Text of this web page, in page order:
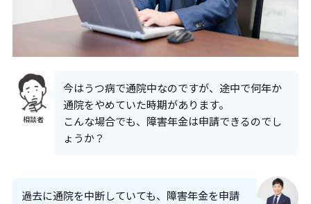
今はうつ病で通院中なのですが、途中で何年か
通院をやめていた時期があります。
こんな場合でも、障害年金は申請できるのでし
ょうか？
相談者
過去に通院を中断していても、障害年金を申請
受給事例
双極性障害・躁うつ病
統合失調症
発達障害
知的障害
てんかん